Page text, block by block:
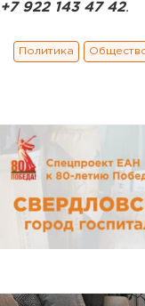
+7 922 143 47 42.
Политика